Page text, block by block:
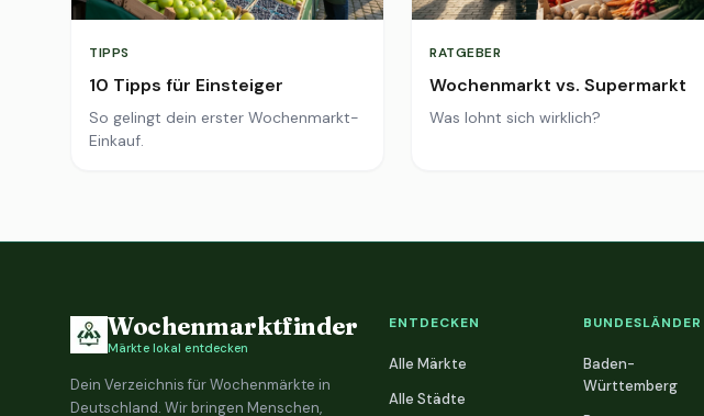
TIPPS
10 Tipps für Einsteiger
So gelingt dein erster Wochenmarkt-
Einkauf.
RATGEBER
Wochenmarkt vs. Supermarkt
Was lohnt sich wirklich?
Wochenmarktfinder
Märkte lokal entdecken
Dein Verzeichnis für Wochenmärkte in
Deutschland. Wir bringen Menschen,
ENTDECKEN
Alle Märkte
Alle Städte
BUNDESLÄNDER
Baden-
Württemberg